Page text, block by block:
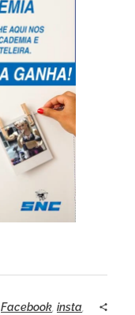
Facebook, insta,